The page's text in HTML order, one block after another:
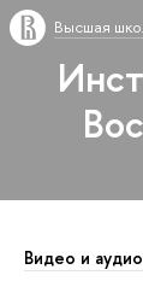
Высшая
Видео и